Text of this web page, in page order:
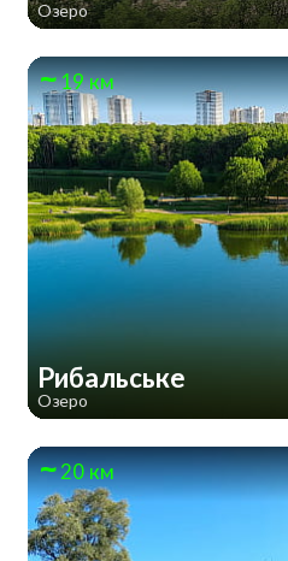
Озеро
19 км
Рибальське
Озеро
20 км